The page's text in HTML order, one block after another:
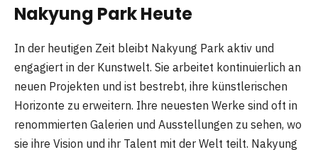
Nakyung Park Heute
In der heutigen Zeit bleibt Nakyung Park aktiv und
engagiert in der Kunstwelt. Sie arbeitet kontinuierlich an
neuen Projekten und ist bestrebt, ihre künstlerischen
Horizonte zu erweitern. Ihre neuesten Werke sind oft in
renommierten Galerien und Ausstellungen zu sehen, wo
sie ihre Vision und ihr Talent mit der Welt teilt. Nakyung